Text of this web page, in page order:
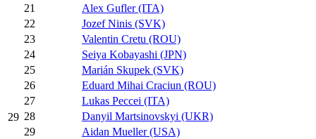
29
21
Alex Gufler (ITA)
22
Jozef Ninis (SVK)
23
Valentin Cretu (ROU)
24
Seiya Kobayashi (JPN)
25
Marián Skupek (SVK)
26
Eduard Mihai Craciun (ROU)
27
Lukas Peccei (ITA)
28
Danyil Martsinovskyi (UKR)
29
Aidan Mueller (USA)